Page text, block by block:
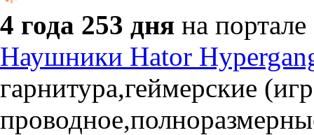
4 года 253 дня на портале
Наушники Hator
гарнитура,геймерские